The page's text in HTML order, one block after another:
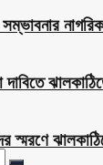
স্মরণে